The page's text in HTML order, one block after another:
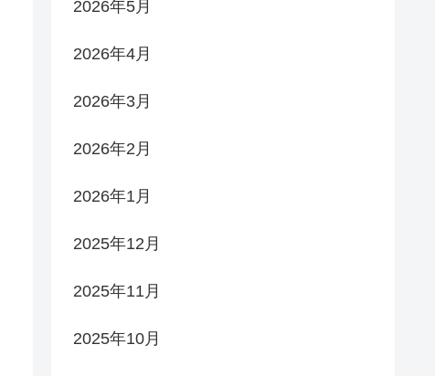
2026年5月
2026年4月
2026年3月
2026年2月
2026年1月
2025年12月
2025年11月
2025年10月